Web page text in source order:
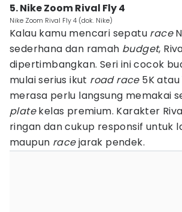
5. Nike Zoom Rival Fly 4
Nike Zoom Rival Fly 4 (dok. Nike)
Kalau kamu mencari sepatu race
sederhana dan ramah budget,
dipertimbangkan. Seri ini cocok
mulai serius ikut road race 5K
merasa perlu langsung memakai
platekelas premium. Karakter
ringan dan cukup responsif untuk
maupun racejarak pendek.